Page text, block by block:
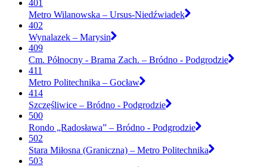
401
Metro Wilanowska – Ursus-Niedźwiadek
402
Wynalazek – Marysin
409
Cm. Północny - Brama Zach. – Bródno - Podgrodzie
411
Metro Politechnika – Gocław
414
Szczęśliwice – Bródno - Podgrodzie
500
Rondo „Radosława” – Bródno - Podgrodzie
502
Stara Miłosna (Graniczna) – Metro Politechnika
503